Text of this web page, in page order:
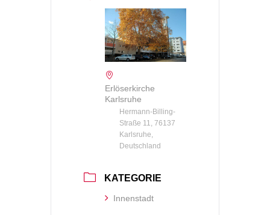
Erlöserkirche
Karlsruhe
Hermann-Billing-
Straße 11, 76137
Karlsruhe,
Deutschland
KATEGORIE
Innenstadt